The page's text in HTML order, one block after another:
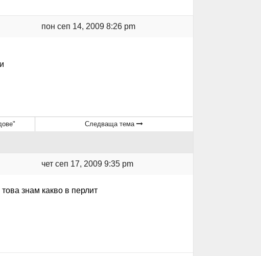
пон сеп 14, 2009 8:26 pm
Следваща тема
чет сеп 17, 2009 9:35 pm
знам какво в перлит